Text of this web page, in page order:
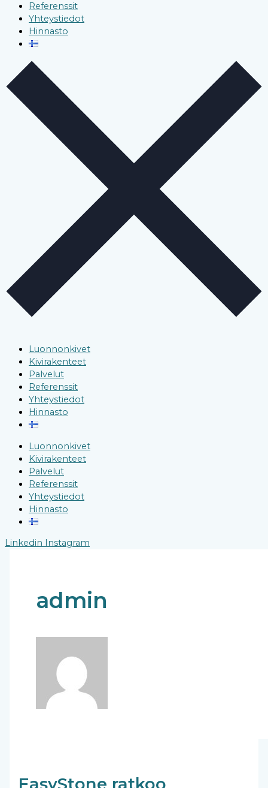
Referenssit
Yhteystiedot
Hinnasto
Luonnonkivet
Kivirakenteet
Palvelut
Referenssit
Yhteystiedot
Hinnasto
Luonnonkivet
Kivirakenteet
Palvelut
Referenssit
Yhteystiedot
Hinnasto
Linkedin Instagram
admin